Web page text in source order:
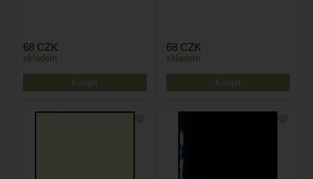
skladem
68 CZK
skladem
68 CZK